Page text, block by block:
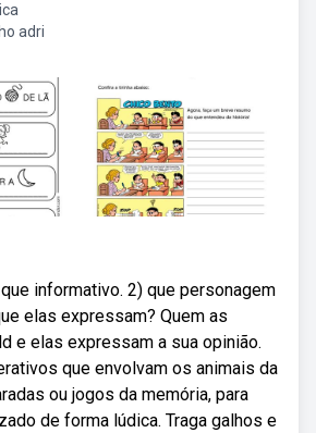
adri
informativo. 2) que personagem
elas expressam? Quem as
e elas expressam a sua opinião.
que envolvam os animais da
ou jogos da memória, para
de forma lúdica. Traga galhos e